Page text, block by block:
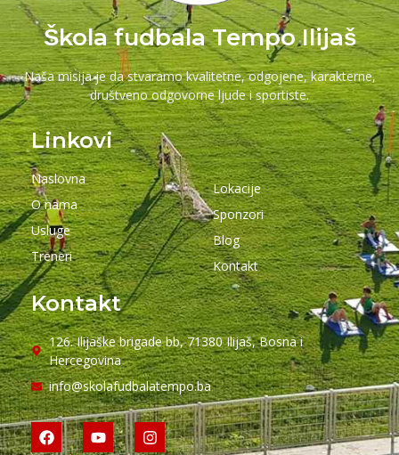
Škola fudbala Tempo Ilijaš
Naša misija je da stvaramo kvalitetne, odgojene, karakterne,
društveno odgovorne ljude i sportiste.
Linkovi
Naslovna
O nama
Usluge
Treneri
Lokacije
Sponzori
Blog
Kontakt
Kontakt
126. Ilijaške brigade bb, 71380 Ilijaš, Bosna i
Hercegovina
info@skolafudbalatempo.ba